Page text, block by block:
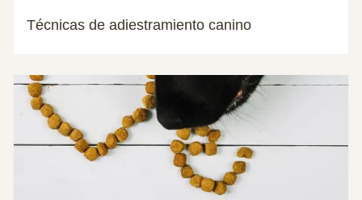
Técnicas de adiestramiento canino